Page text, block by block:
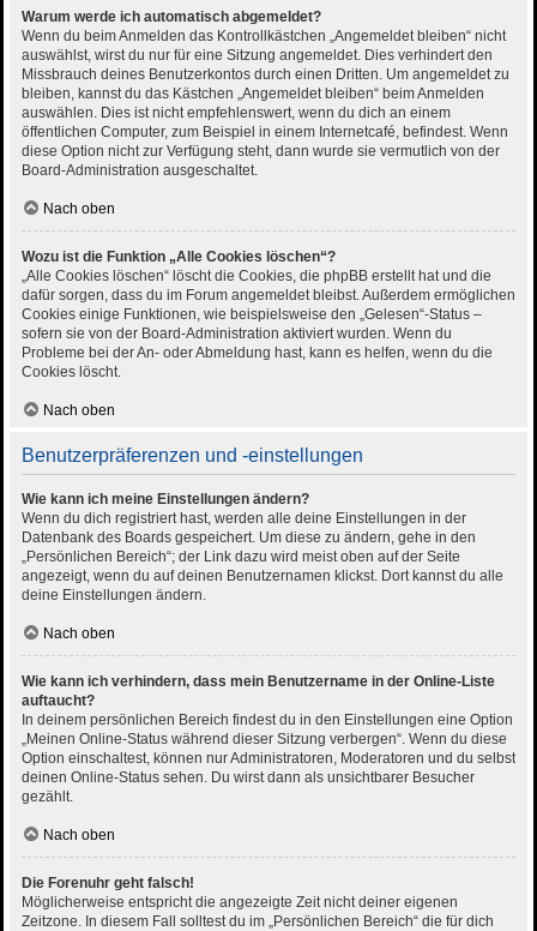
Warum werde ich automatisch abgemeldet?
Wenn du beim Anmelden das Kontrollkästchen „Angemeldet bleiben“ nicht
auswählst, wirst du nur für eine Sitzung angemeldet. Dies verhindert den
Missbrauch deines Benutzerkontos durch einen Dritten. Um angemeldet zu
bleiben, kannst du das Kästchen „Angemeldet bleiben“ beim Anmelden
auswählen. Dies ist nicht empfehlenswert, wenn du dich an einem
öffentlichen Computer, zum Beispiel in einem Internetcafé, befindest. Wenn
diese Option nicht zur Verfügung steht, dann wurde sie vermutlich von der
Board-Administration ausgeschaltet.
Nach oben
Wozu ist die Funktion „Alle Cookies löschen“?
„Alle Cookies löschen“ löscht die Cookies, die phpBB erstellt hat und die
dafür sorgen, dass du im Forum angemeldet bleibst. Außerdem ermöglichen
Cookies einige Funktionen, wie beispielsweise den „Gelesen“-Status –
sofern sie von der Board-Administration aktiviert wurden. Wenn du
Probleme bei der An- oder Abmeldung hast, kann es helfen, wenn du die
Cookies löscht.
Nach oben
Benutzerpräferenzen und -einstellungen
Wie kann ich meine Einstellungen ändern?
Wenn du dich registriert hast, werden alle deine Einstellungen in der
Datenbank des Boards gespeichert. Um diese zu ändern, gehe in den
„Persönlichen Bereich“; der Link dazu wird meist oben auf der Seite
angezeigt, wenn du auf deinen Benutzernamen klickst. Dort kannst du alle
deine Einstellungen ändern.
Nach oben
Wie kann ich verhindern, dass mein Benutzername in der Online-Liste
auftaucht?
In deinem persönlichen Bereich findest du in den Einstellungen eine Option
„Meinen Online-Status während dieser Sitzung verbergen“. Wenn du diese
Option einschaltest, können nur Administratoren, Moderatoren und du selbst
deinen Online-Status sehen. Du wirst dann als unsichtbarer Besucher
gezählt.
Nach oben
Die Forenuhr geht falsch!
Möglicherweise entspricht die angezeigte Zeit nicht deiner eigenen
Zeitzone. In diesem Fall solltest du im „Persönlichen Bereich“ die für dich